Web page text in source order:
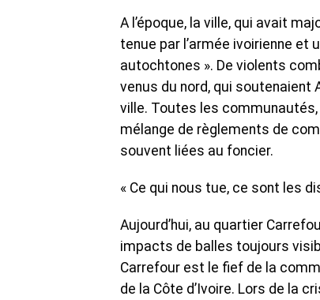
A l’époque, la ville, qui avait
tenue par l’armée ivoirienne
autochtones ». De violents
venus du nord, qui soutenaient
ville. Toutes les
mélange de règlements de
souvent liées au foncier.
« Ce qui nous tue, ce sont les
Aujourd’hui, au quartier
impacts de balles toujours
Carrefour est le fief de la
de la Côte d’Ivoire. Lors de la